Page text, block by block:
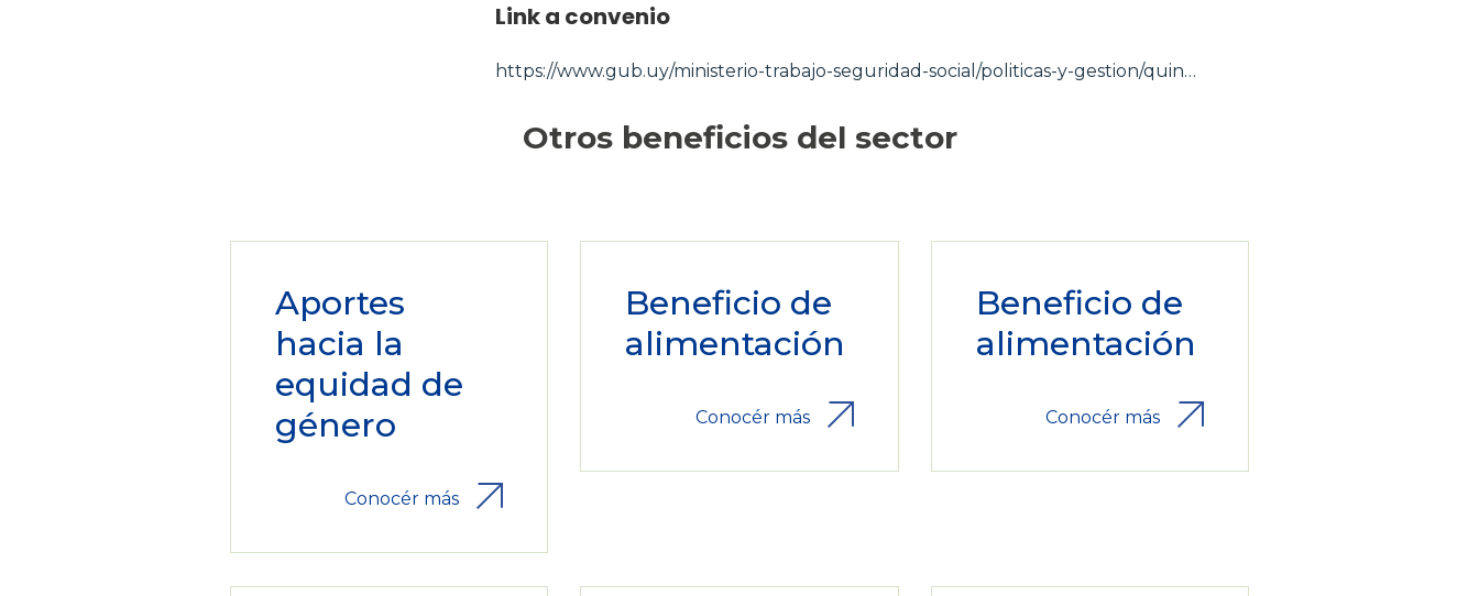
Link a convenio
https://www.gub.uy/ministerio-trabajo-seguridad-social/politicas-y-gestion/quin…
Otros beneficios del sector
Aportes
hacia la
equidad de
género
Conocér más
Beneficio de
alimentación
Conocér más
Beneficio de
alimentación
Conocér más